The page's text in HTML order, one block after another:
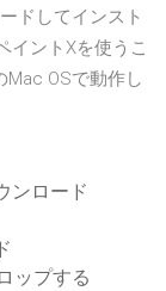
ドしてインスト
イントXを使うこ
OSで動作し
ンロード
ップする